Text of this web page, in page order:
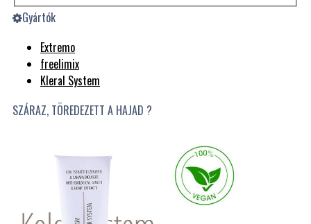
Gyártók
Extremo
freelimix
Kleral System
SZÁRAZ, TÖREDEZETT A HAJAD ?